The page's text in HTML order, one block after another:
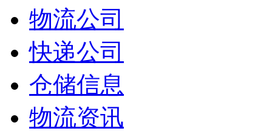
物流公司
快递公司
仓储信息
物流资讯